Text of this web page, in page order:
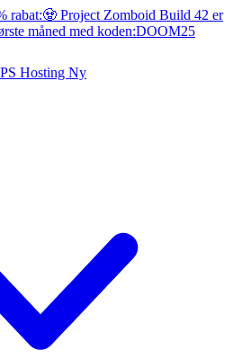
rabat:🧟 Project Zomboid Build 42 er
måned med koden:DOOM25
Hosting Ny